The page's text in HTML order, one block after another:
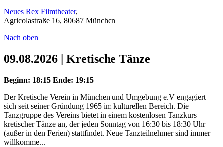
Neues Rex Filmtheater,
Agricolastraße 16, 80687 München
Nach oben
09.08.2026 | Kretische Tänze
Beginn: 18:15 Ende: 19:15
Der Kretische Verein in München und Umgebung e.V engagiert
sich seit seiner Gründung 1965 im kulturellen Bereich. Die
Tanzgruppe des Vereins bietet in einem kostenlosen Tanzkurs
kretischer Tänze an, der jeden Sonntag von 16:30 bis 18:30 Uhr
(außer in den Ferien) stattfindet. Neue Tanzteilnehmer sind immer
willkomme...